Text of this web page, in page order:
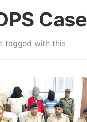
Case
tagged with this